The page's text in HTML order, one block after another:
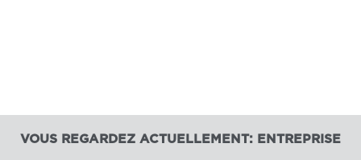
VOUS REGARDEZ ACTUELLEMENT: ENTREPRISE